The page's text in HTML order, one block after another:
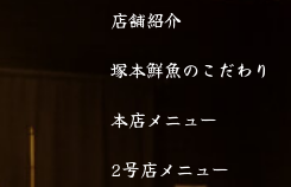
店舗紹介
塚本鮮魚のこだわり
本店メニュー
2号店メニュー